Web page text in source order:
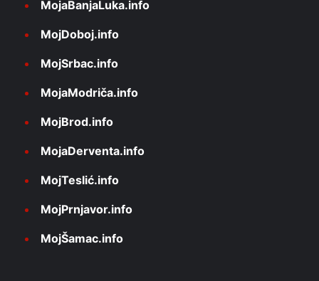
MojaBanjaLuka.info
MojDoboj.info
MojSrbac.info
MojaModriča.info
MojBrod.info
MojaDerventa.info
MojTeslić.info
MojPrnjavor.info
MojŠamac.info